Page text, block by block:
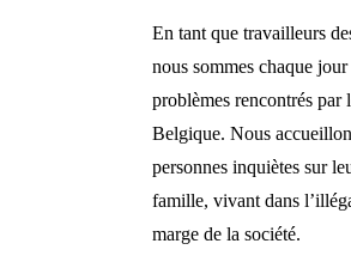
En tant que travailleurs
nous sommes chaque
problèmes rencontrés par
Belgique. Nous
personnes inquiètes sur
famille, vivant dans
marge de la société.